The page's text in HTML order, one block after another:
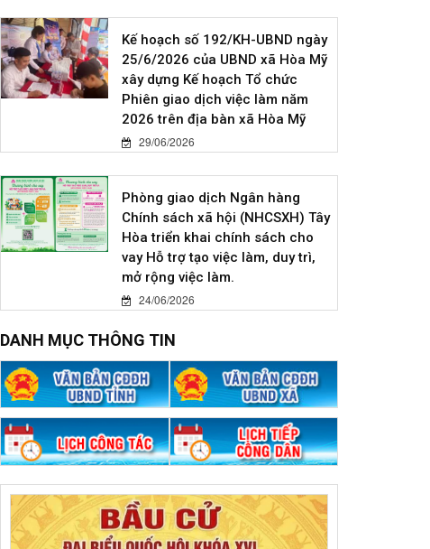
Kế hoạch số 192/KH-UBND ngày
25/6/2026 của UBND xã Hòa Mỹ
xây dựng Kế hoạch Tổ chức
Phiên giao dịch việc làm năm
2026 trên địa bàn xã Hòa Mỹ
29/06/2026
Phòng giao dịch Ngân hàng
Chính sách xã hội (NHCSXH) Tây
Hòa triển khai chính sách cho
vay Hỗ trợ tạo việc làm, duy trì,
mở rộng việc làm.
24/06/2026
DANH MỤC THÔNG TIN